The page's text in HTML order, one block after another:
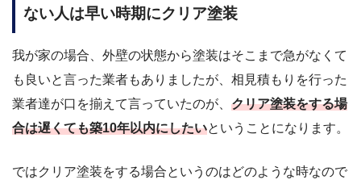
ない人は早い時期にクリア塗装
我が家の場合、外壁の状態から塗装はそこまで急がなくて
も良いと言った業者もありましたが、相見積もりを行った
業者達が口を揃えて言っていたのが、 クリア塗装をする場
合は遅くても築10年以内にしたいということになります。
ではクリア塗装をする場合というのはどのような時なので